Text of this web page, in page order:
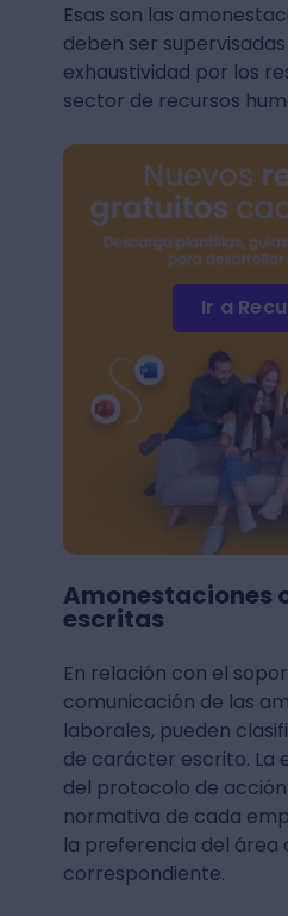
Esas son las
deben ser
exhaustividad por los
sector de recursos
Ir a
Amonestaciones
escritas
En relación con el
comunicación de las
laborales, pueden
de carácter escrito. La
del protocolo de acción
normativa de cada
la preferencia del área
correspondiente.